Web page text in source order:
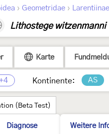
› Geometridae › Larentiinae
Lithostege witzenmanni
Karte
Kontinente: AS
(Beta Test)
Diagnose Weitere